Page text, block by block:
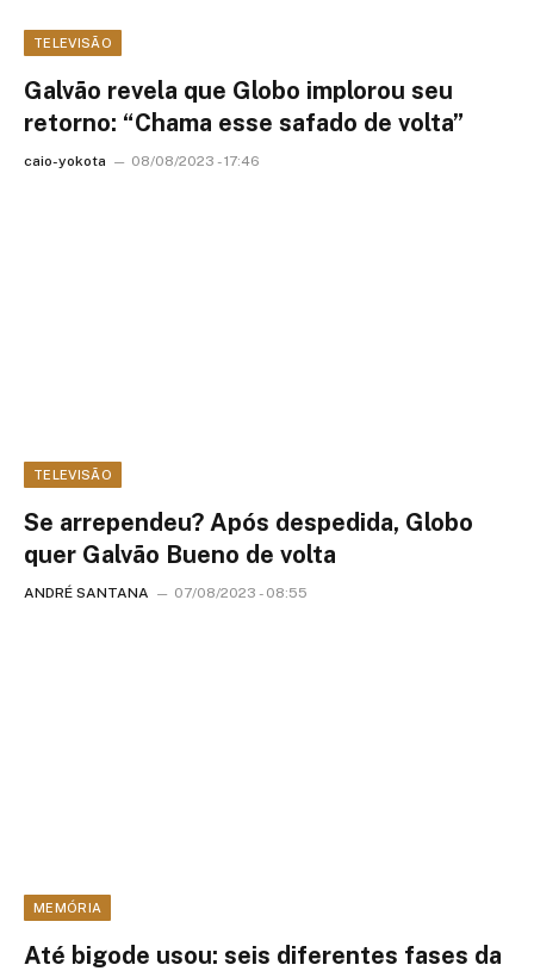
TELEVISÃO
Galvão revela que Globo implorou seu
retorno: “Chama esse safado de volta”
caio-yokota 08/08/2023 - 17:46
TELEVISÃO
Se arrependeu? Após despedida, Globo
quer Galvão Bueno de volta
ANDRÉ SANTANA 07/08/2023 - 08:55
MEMÓRIA
Até bigode usou: seis diferentes fases da